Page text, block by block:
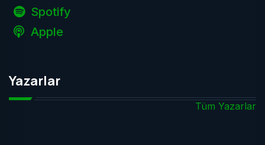
Spotify
Apple
Yazarlar
Tüm Yazarlar